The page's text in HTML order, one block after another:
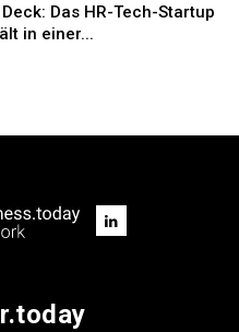
Das HR-Tech-Startup
in einer...